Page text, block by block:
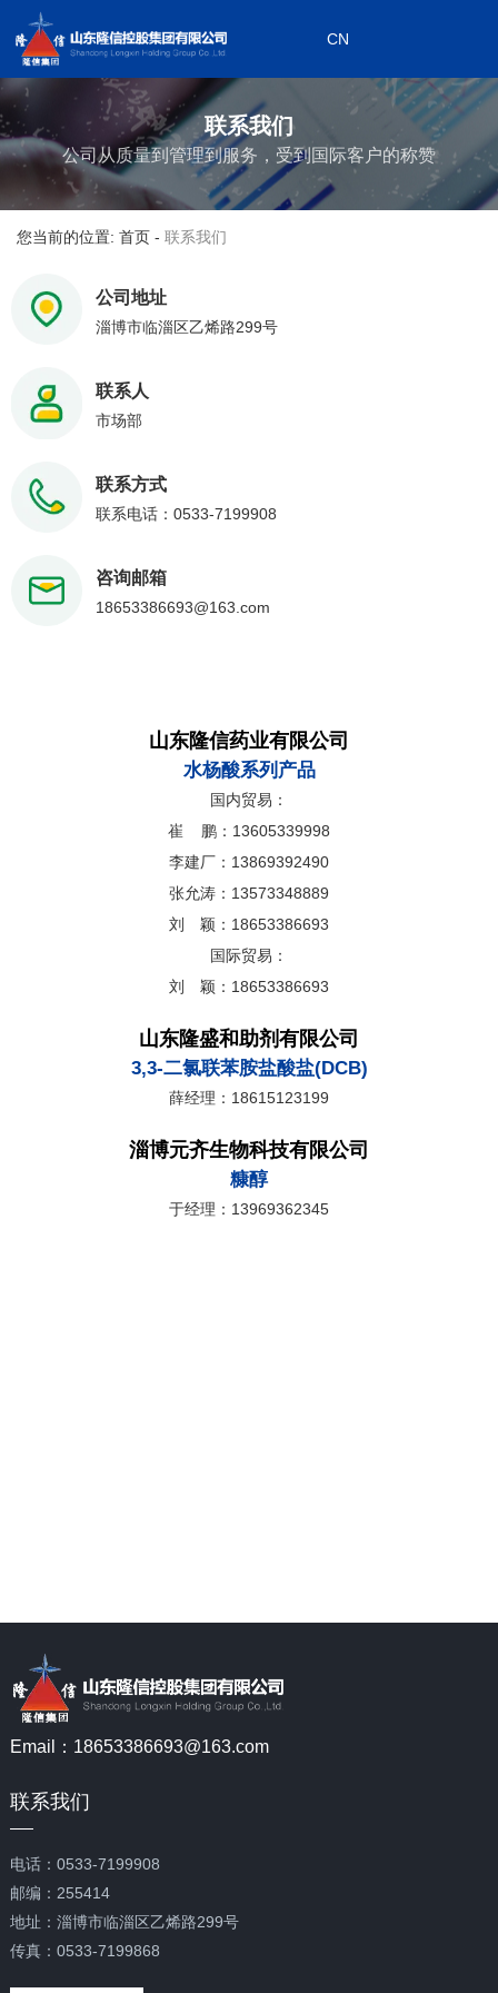
0533-7199868
0533-7199908
下属企业
CN
联系我们
公司从质量到管理到服务，受到国际客户的称赞
您当前的位置: 首页 - 联系我们
公司地址
淄博市临淄区乙烯路299号
联系人
市场部
联系方式
联系电话：0533-7199908
咨询邮箱
18653386693@163.com
山东隆信药业有限公司
水杨酸系列产品
国内贸易：
崔 鹏：13605339998
李建厂：13869392490
张允涛：13573348889
刘 颖：18653386693
国际贸易：
刘 颖：18653386693
山东隆盛和助剂有限公司
3,3-二氯联苯胺盐酸盐(DCB)
薛经理：18615123199
淄博元齐生物科技有限公司
糠醇
于经理：13969362345
Email：18653386693@163.com
联系我们
电话：0533-7199908
邮编：255414
地址：淄博市临淄区乙烯路299号
传真：0533-7199868